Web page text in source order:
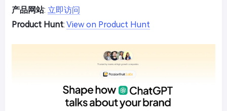
产品网站: 立即访问
Product Hunt: View on Product Hunt